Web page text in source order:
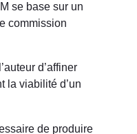
se base sur un
commission
d’affiner
la viabilité d’un
de produire